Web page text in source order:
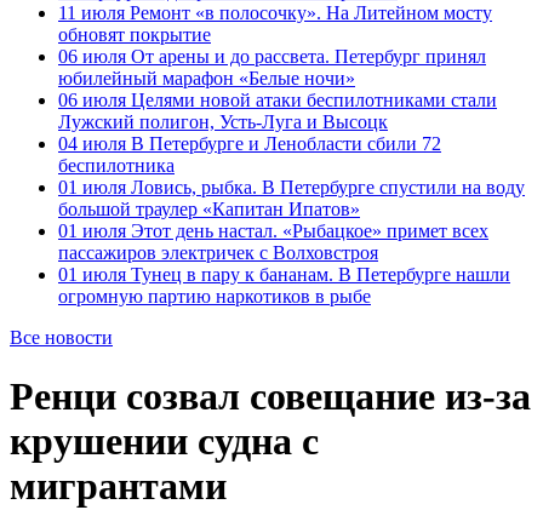
11 июля Ремонт «в полосочку». На Литейном мосту
обновят покрытие
06 июля От арены и до рассвета. Петербург принял
юбилейный марафон «Белые ночи»
06 июля Целями новой атаки беспилотниками стали
Лужский полигон, Усть-Луга и Высоцк
04 июля В Петербурге и Ленобласти сбили 72
беспилотника
01 июля Ловись, рыбка. В Петербурге спустили на воду
большой траулер «Капитан Ипатов»
01 июля Этот день настал. «Рыбацкое» примет всех
пассажиров электричек с Волховстроя
01 июля Тунец в пару к бананам. В Петербурге нашли
огромную партию наркотиков в рыбе
Все новости
Ренци созвал совещание из-за
крушении судна с
мигрантами